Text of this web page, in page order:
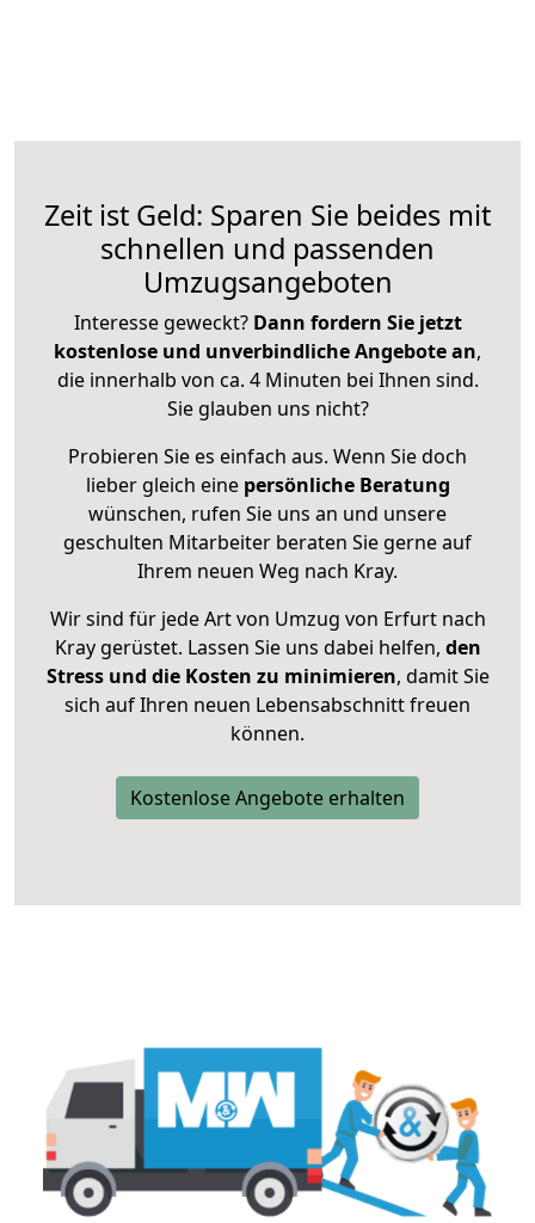
Zeit ist Geld: Sparen Sie beides mit
schnellen und passenden
Umzugsangeboten
Interesse geweckt? Dann fordern Sie jetzt
kostenlose und unverbindliche Angebote an,
die innerhalb von ca. 4 Minuten bei Ihnen sind.
Sie glauben uns nicht?
Probieren Sie es einfach aus. Wenn Sie doch
lieber gleich eine persönliche Beratung
wünschen, rufen Sie uns an und unsere
geschulten Mitarbeiter beraten Sie gerne auf
Ihrem neuen Weg nach Kray.
Wir sind für jede Art von Umzug von Erfurt nach
Kray gerüstet. Lassen Sie uns dabei helfen, den
Stress und die Kosten zu minimieren, damit Sie
sich auf Ihren neuen Lebensabschnitt freuen
können.
Kostenlose Angebote erhalten